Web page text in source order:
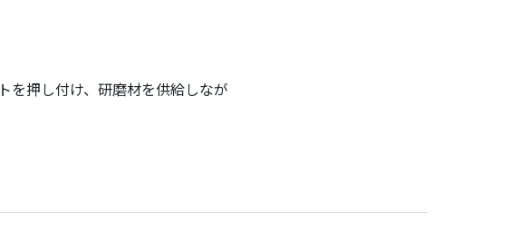
を押し付け、研磨材を供給しなが